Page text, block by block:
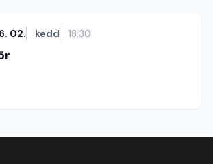
02. kedd 18:30